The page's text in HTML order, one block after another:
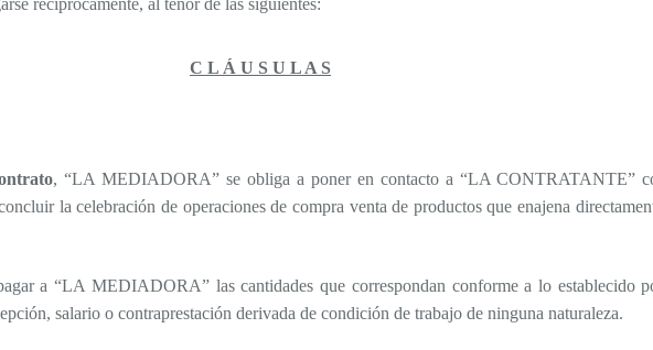
C L Á U S U L A S
, “LA MEDIADORA” se obliga a poner en contacto a “LA CONTRATANTE”
la celebración de operaciones de compra venta de productos que enajena
a “LA MEDIADORA” las cantidades que correspondan conforme a lo establecido
salario o contraprestación derivada de condición de trabajo de ninguna naturaleza.